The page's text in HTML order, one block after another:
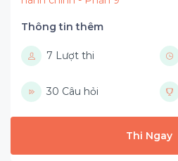
Thông tin thêm
7 Lượt thi
30 Câu hỏi
Thi Ngay